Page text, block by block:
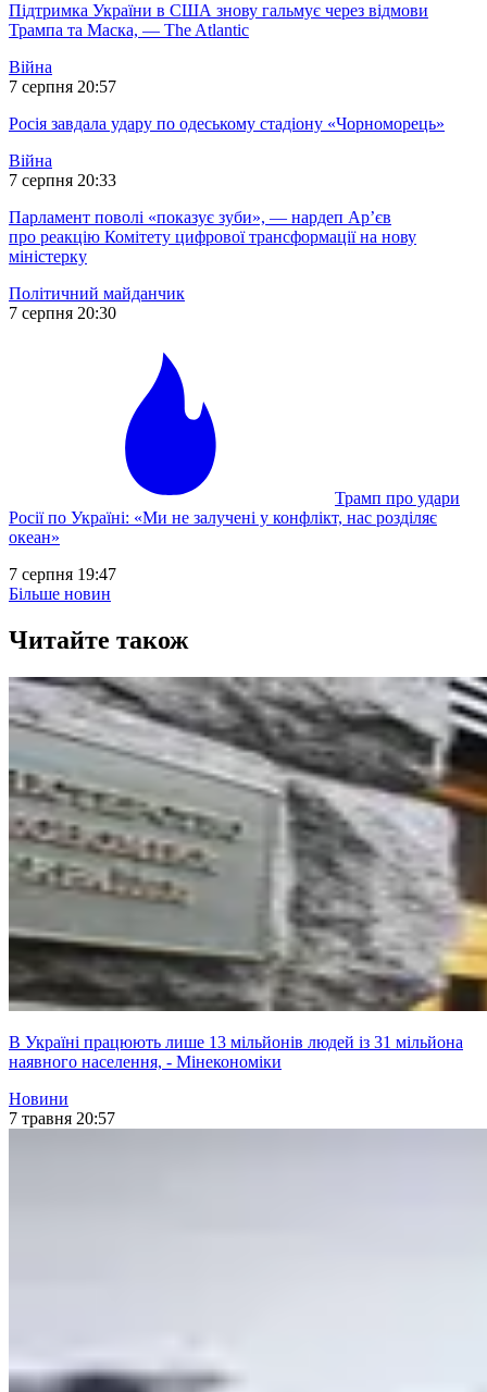
Підтримка України в США знову гальмує через відмови
Трампа та Маска, — The Atlantic
Війна
7 серпня 20:57
Росія завдала удару по одеському стадіону «Чорноморець»
Війна
7 серпня 20:33
Парламент поволі «показує зуби», — нардеп Ар’єв
про реакцію Комітету цифрової трансформації на нову
міністерку
Політичний майданчик
7 серпня 20:30
Трамп про удари
Росії по Україні: «Ми не залучені у конфлікт, нас розділяє
океан»
7 серпня 19:47
Більше новин
Читайте також
В Україні працюють лише 13 мільйонів людей із 31 мільйона
наявного населення, - Мінекономіки
Новини
7 травня 20:57